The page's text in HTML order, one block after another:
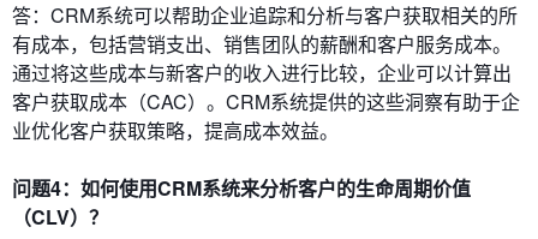
答：CRM系统可以帮助企业追踪和分析与客户获取相关的所
有成本，包括营销支出、销售团队的薪酬和客户服务成本。
通过将这些成本与新客户的收入进行比较，企业可以计算出
客户获取成本（CAC）。CRM系统提供的这些洞察有助于企
业优化客户获取策略，提高成本效益。
问题4：如何使用CRM系统来分析客户的生命周期价值
（CLV）？